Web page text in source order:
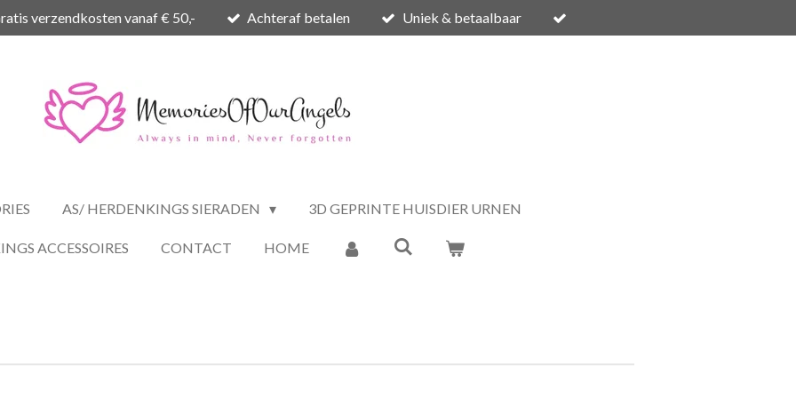
verzendkosten vanaf € 50,- Achteraf betalen Uniek & betaalbaar
AS/ HERDENKINGS SIERADEN 3D GEPRINTE HUISDIER URNEN
ACCESSOIRES CONTACT HOME